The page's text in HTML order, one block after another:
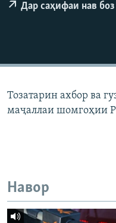
Дар саҳифаи нав
Тозатарин ахбор ва
маҷаллаи шомгоҳии
Навор